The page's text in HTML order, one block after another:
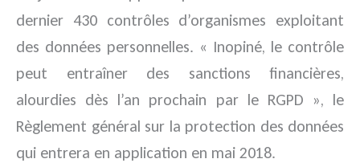
dernier 430 contrôles d’organismes exploitant
des données personnelles. « Inopiné, le contrôle
peut entraîner des sanctions financières,
alourdies dès l’an prochain par le RGPD », le
Règlement général sur la protection des données
qui entrera en application en mai 2018.